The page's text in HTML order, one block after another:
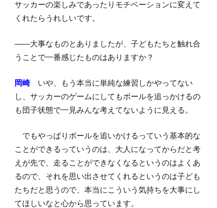
サッカーの楽しみであったりモチベーションに変えて
くれたらうれしいです。
――大事なものとありましたが、子どもたちと触れ合
うことで一番感じたものはありますか？
岡崎いや、もう本当に単純な練習しかやってない
し、サッカーのゲームにしてもボールを追っかけるの
も団子状態で一見みんな考えてないように見える。
でもやっぱりボールを追いかけるっていう基本的な
ことができるっていうのは、大人になってからだと考
えが先で、走ることができなくなるというのはよくあ
るので、それを思い出させてくれるというのは子ども
たちだと思うので、本当にこういう気持ちを大事にし
てほしいなと心から思っています。